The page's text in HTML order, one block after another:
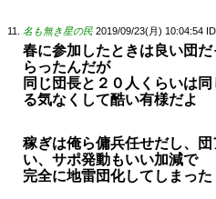
名も無き星の民 2019/09/23(月) 10:04:54
春に参加したときは良い団
らったんだが
同じ団長と２０人くらいは
る気なくして酷い有様だよ
稼ぎは俺ら傭兵任せだし、
い、サポ発動もいい加減で
完全に地雷団化してしまった